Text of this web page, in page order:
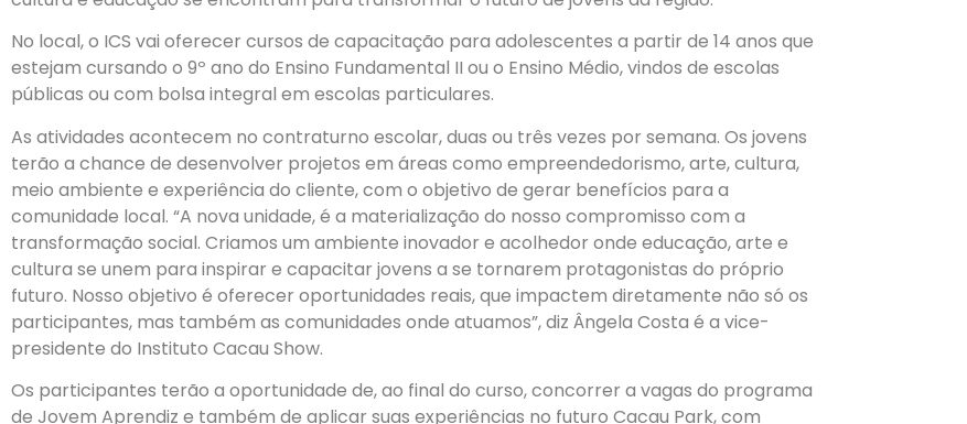
No local, o ICS vai oferecer cursos de capacitação para adolescentes a partir de 14 anos que
estejam cursando o 9º ano do Ensino Fundamental II ou o Ensino Médio, vindos de escolas
públicas ou com bolsa integral em escolas particulares.
As atividades acontecem no contraturno escolar, duas ou três vezes por semana. Os jovens
terão a chance de desenvolver projetos em áreas como empreendedorismo, arte, cultura,
meio ambiente e experiência do cliente, com o objetivo de gerar benefícios para a
comunidade local. “A nova unidade, é a materialização do nosso compromisso com a
transformação social. Criamos um ambiente inovador e acolhedor onde educação, arte e
cultura se unem para inspirar e capacitar jovens a se tornarem protagonistas do próprio
futuro. Nosso objetivo é oferecer oportunidades reais, que impactem diretamente não só os
participantes, mas também as comunidades onde atuamos”, diz Ângela Costa é a vice-
presidente do Instituto Cacau Show.
Os participantes terão a oportunidade de, ao final do curso, concorrer a vagas do programa
de Jovem Aprendiz e também de aplicar suas experiências no futuro Cacau Park, com